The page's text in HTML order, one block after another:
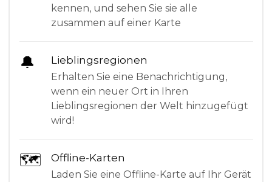
kennen, und sehen Sie sie alle
zusammen auf einer Karte
🔔 Lieblingsregionen
Erhalten Sie eine Benachrichtigung,
wenn ein neuer Ort in Ihren
Lieblingsregionen der Welt hinzugefügt
wird!
🗺 Offline-Karten
Laden Sie eine Offline-Karte auf Ihr Gerät